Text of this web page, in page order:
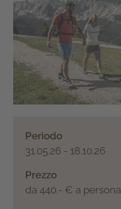
Periodo
31.05.26 - 18.10.26
Prezzo
da 440.- € a persona